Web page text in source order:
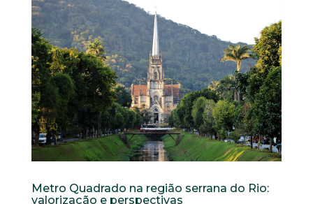
Metro Quadrado na região serrana do Rio:
valorização e perspectivas